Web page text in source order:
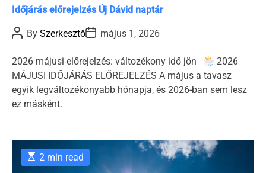
C
t
g
o
r
i
s
Időjárás előrejelzés Új Dávid naptár
P
o
t
A
u
t
h
o
By SzerkesztőP
o
t
D
a
t
e
május 1, 2026
2026 májusi előrejelzés: változékony idő jön
2026
MÁJUSI IDŐJÁRÁS ELŐREJELZÉS A május a tavasz
egyik legváltozékonyabb hónapja, és 2026-ban sem lesz
ez másként.
E
s
2 min read